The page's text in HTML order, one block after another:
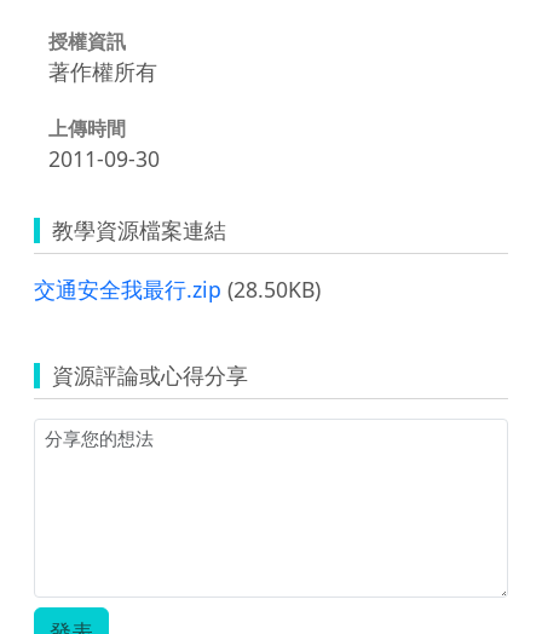
授權資訊
著作權所有
上傳時間
2011-09-30
教學資源檔案連結
交通安全我最行.zip (28.50KB)
資源評論或心得分享